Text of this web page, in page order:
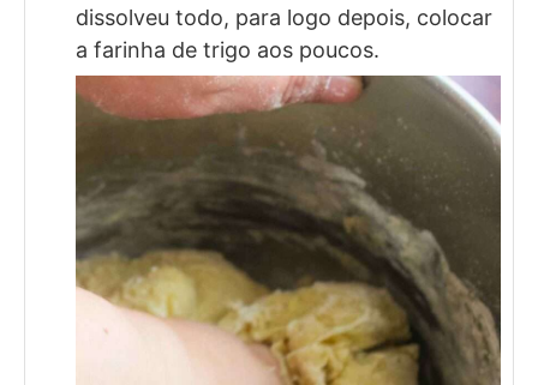
dissolveu todo, para logo depois, colocar
a farinha de trigo aos poucos.